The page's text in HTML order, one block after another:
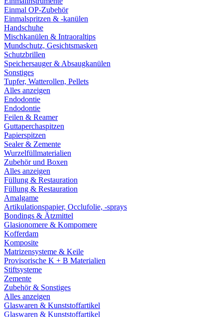
Einmal OP-Zubehör
Einmalspritzen & -kanülen
Handschuhe
Mischkanülen & Intraoraltips
Mundschutz, Gesichtsmasken
Schutzbrillen
Speichersauger & Absaugkanülen
Sonstiges
Tupfer, Watterollen, Pellets
Alles anzeigen
Endodontie
Endodontie
Feilen & Reamer
Guttaperchaspitzen
Papierspitzen
Sealer & Zemente
Wurzelfüllmaterialien
Zubehör und Boxen
Alles anzeigen
Füllung & Restauration
Füllung & Restauration
Amalgame
Artikulationspapier, Occlufolie, -sprays
Bondings & Ätzmittel
Glasionomere & Kompomere
Kofferdam
Komposite
Matrizensysteme & Keile
Provisorische K + B Materialien
Stiftsysteme
Zemente
Zubehör & Sonstiges
Alles anzeigen
Glaswaren & Kunststoffartikel
Glaswaren & Kunststoffartikel